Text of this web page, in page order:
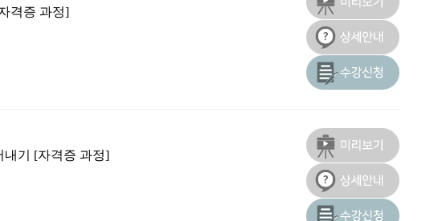
격증 과정]
내기 [자격증 과정]